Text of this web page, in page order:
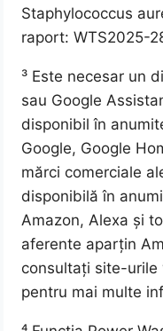
Staphylococcus
raport: WTS2025-
³ Este necesar un
sau Google
disponibil în
Google, Google
mărci comerciale
disponibilă în
Amazon, Alexa și
aferente aparțin
consultați site-urile
pentru mai multe